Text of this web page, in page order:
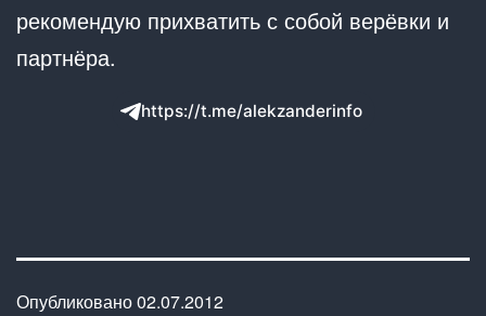
рекомендую прихватить с собой верёвки и
партнёра.
https://t.me/alekzanderinfo
Опубликовано02.07.2012